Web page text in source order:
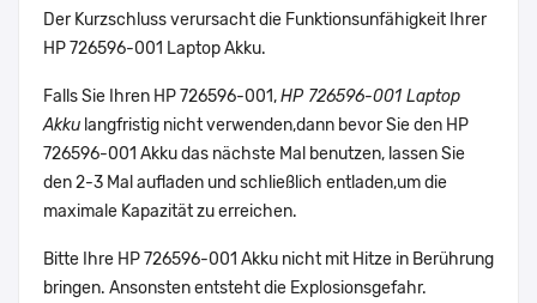
Der Kurzschluss verursacht die Funktionsunfähigkeit Ihrer
HP 726596-001 Laptop Akku.
Falls Sie Ihren HP 726596-001,HP 726596-001 Laptop
Akku langfristig nicht verwenden,dann bevor Sie den HP
726596-001 Akku das nächste Mal benutzen, lassen Sie
den 2-3 Mal aufladen und schließlich entladen,um die
maximale Kapazität zu erreichen.
Bitte Ihre HP 726596-001 Akku nicht mit Hitze in Berührung
bringen. Ansonsten entsteht die Explosionsgefahr.